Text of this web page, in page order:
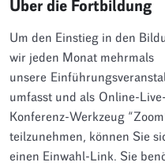
Über die Fortbildung
Um den Einstieg in den
wir jeden Monat mehrmals
unsere
umfasst und als Online-
Konferenz-Werkzeug
teilzunehmen, können Sie
einen Einwahl-Link. Sie